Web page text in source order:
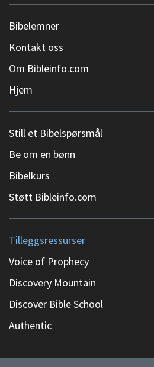
Bibelemner
Kontakt oss
Om Bibleinfo.com
Hjem
Still et Bibelspørsmål
Be om en bønn
Bibelkurs
Støtt Bibleinfo.com
Tilleggsressurser
Voice of Prophecy
Discovery Mountain
Discover Bible School
Authentic